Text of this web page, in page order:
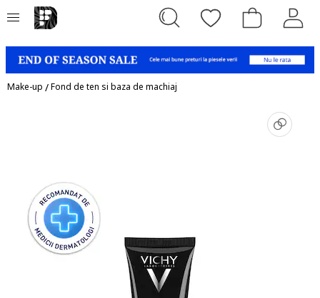
Make-up /Fond de ten si baza de machiaj